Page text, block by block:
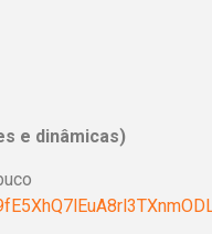
e dinâmicas)